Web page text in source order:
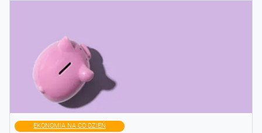
EKONOMIA NA CO DZIEŃ